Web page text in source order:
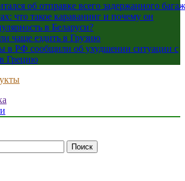
об отправке всего задержанного
что такое караванинг и почему он
в Беларуси?
чаще ездить в Грузию
в РФ сообщили об ухудшении ситуации с
Грецию